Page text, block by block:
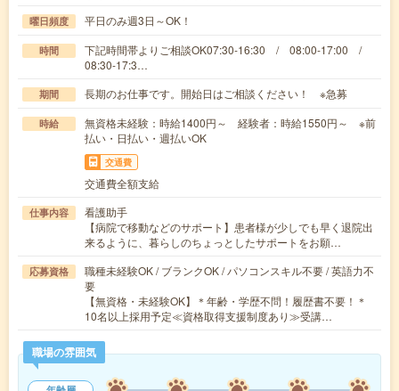
曜日頻度 平日のみ週3日～OK！
時間
下記時間帯よりご相談OK07:30-16:30 / 08:00-17:00 /
08:30-17:3…
期間 長期のお仕事です。開始日はご相談ください！ ※急募
時給
無資格未経験：時給1400円～ 経験者：時給1550円～ ※前
払い・日払い・週払いOK
交通費
交通費全額支給
仕事内容
看護助手
【病院で移動などのサポート】患者様が少しでも早く退院出
来るように、暮らしのちょっとしたサポートをお願…
応募資格
職種未経験OK / ブランクOK / パソコンスキル不要 / 英語力不
要
【無資格・未経験OK】＊年齢・学歴不問！履歴書不要！＊
10名以上採用予定≪資格取得支援制度あり≫受講…
職場の雰囲気